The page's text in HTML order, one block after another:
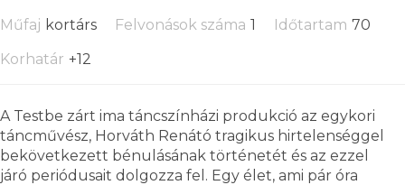
Műfaj kortárs Felvonások száma 1 Időtartam 70
Korhatár +12
A Testbe zárt ima táncszínházi produkció az egykori
táncművész, Horváth Renátó tragikus hirtelenséggel
bekövetkezett bénulásának történetét és az ezzel
járó periódusait dolgozza fel. Egy élet, ami pár óra